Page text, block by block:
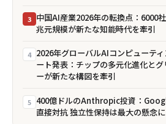
3 中国AI産業2026年の転換点：6000
兆元規模が新たな知能時代を牽引
4 2026年グローバルAIコンピューテ
ート発表：チップの多元化進化とグ
ーが新たな構図を牽引
5 400億ドルのAnthropic投資：
直接対抗 独立性保持は最大の懸念に